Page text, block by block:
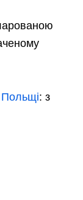
Польщі: з